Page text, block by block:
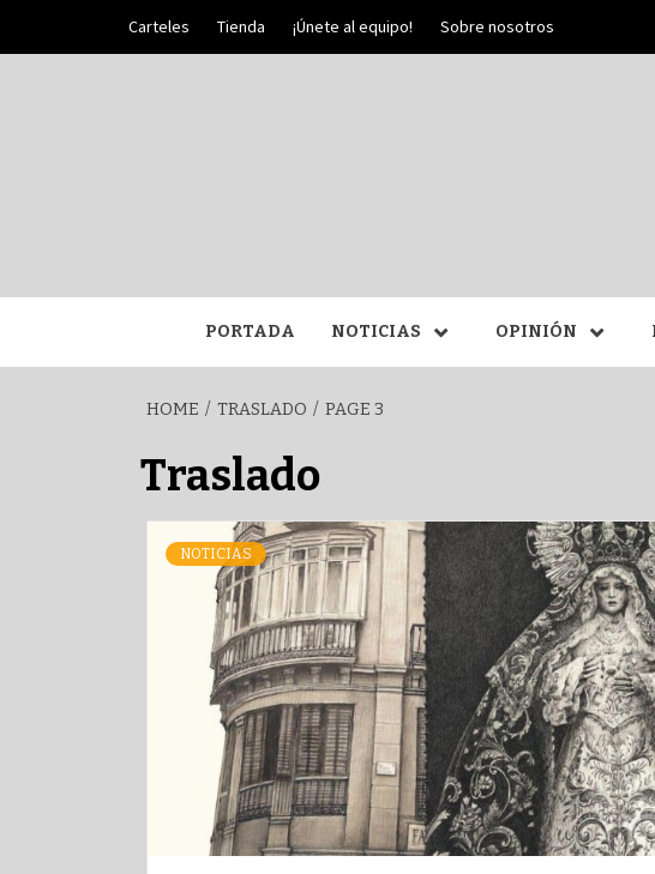
content
Carteles Tienda ¡Únete al equipo! Sobre nosotros
PORTADA NOTICIAS OPINIÓN
HOME TRASLADO PAGE 3
Traslado
NOTICIAS